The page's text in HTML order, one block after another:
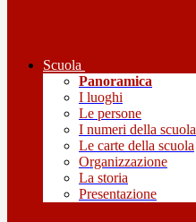
Scuola
Panoramica
I luoghi
Le persone
I numeri della scuola
Le carte della scuola
Organizzazione
La storia
Presentazione